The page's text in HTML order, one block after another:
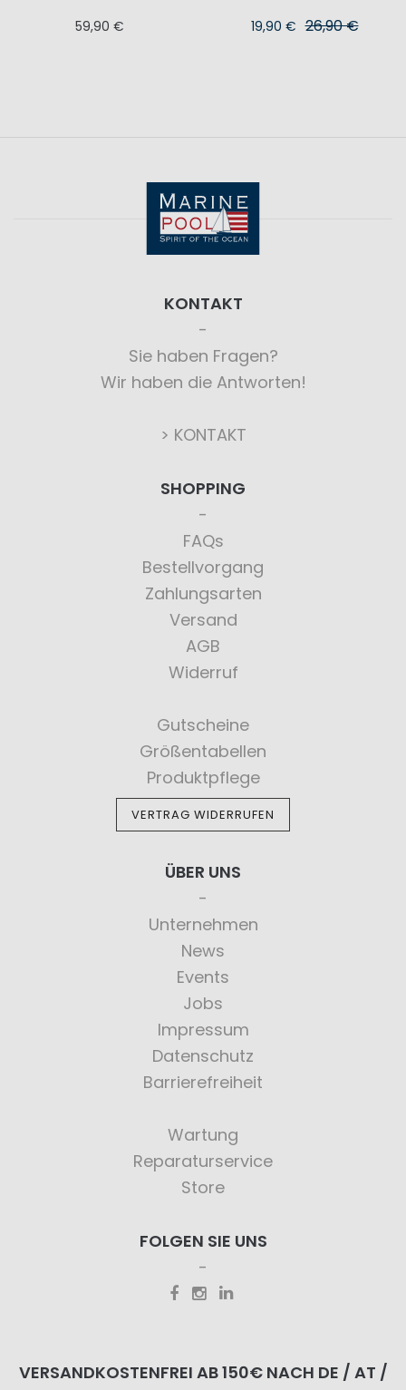
59,90 € 19,90 € 26,90 €
KONTAKT
Sie haben Fragen?
Wir haben die Antworten!
> KONTAKT
SHOPPING
FAQs
Bestellvorgang
Zahlungsarten
Versand
AGB
Widerruf
Gutscheine
Größentabellen
Produktpflege
VERTRAG WIDERRUFEN
ÜBER UNS
Unternehmen
News
Events
Jobs
Impressum
Datenschutz
Barrierefreiheit
Wartung
Reparaturservice
Store
FOLGEN SIE UNS
VERSANDKOSTENFREI AB 150€ NACH DE / AT /